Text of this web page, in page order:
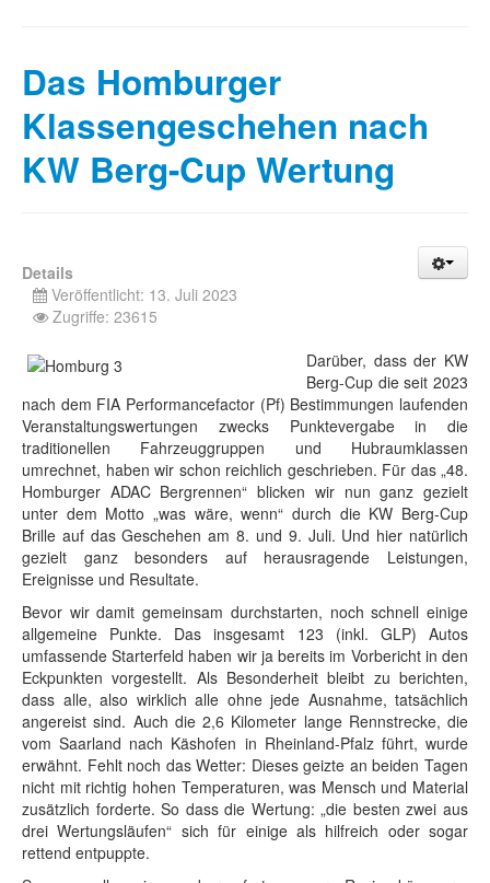
Das Homburger
Klassengeschehen nach
KW Berg-Cup Wertung
Details
Veröffentlicht: 13. Juli 2023
Zugriffe: 23615
Darüber, dass der KW
Berg-Cup die seit 2023
nach dem FIA Performancefactor (Pf) Bestimmungen laufenden
Veranstaltungswertungen zwecks Punktevergabe in die
traditionellen Fahrzeuggruppen und Hubraumklassen
umrechnet, haben wir schon reichlich geschrieben. Für das „48.
Homburger ADAC Bergrennen“ blicken wir nun ganz gezielt
unter dem Motto „was wäre, wenn“ durch die KW Berg-Cup
Brille auf das Geschehen am 8. und 9. Juli. Und hier natürlich
gezielt ganz besonders auf herausragende Leistungen,
Ereignisse und Resultate.
Bevor wir damit gemeinsam durchstarten, noch schnell einige
allgemeine Punkte. Das insgesamt 123 (inkl. GLP) Autos
umfassende Starterfeld haben wir ja bereits im Vorbericht in den
Eckpunkten vorgestellt. Als Besonderheit bleibt zu berichten,
dass alle, also wirklich alle ohne jede Ausnahme, tatsächlich
angereist sind. Auch die 2,6 Kilometer lange Rennstrecke, die
vom Saarland nach Käshofen in Rheinland-Pfalz führt, wurde
erwähnt. Fehlt noch das Wetter: Dieses geizte an beiden Tagen
nicht mit richtig hohen Temperaturen, was Mensch und Material
zusätzlich forderte. So dass die Wertung: „die besten zwei aus
drei Wertungsläufen“ sich für einige als hilfreich oder sogar
rettend entpuppte.